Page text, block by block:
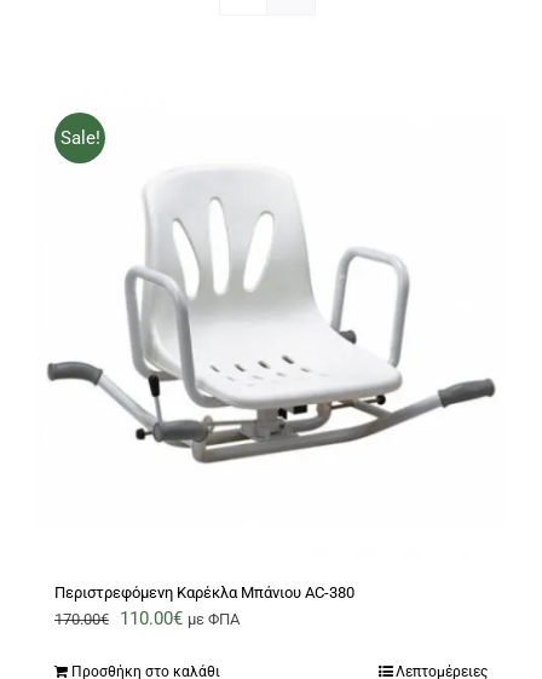
Sale!
Περιστρεφόμενη Καρέκλα Μπάνιου AC-380
170.00€
Original
110.00€Ημε ΦΠΑ
Προσθήκη στο καλάθι Λεπτομέρειες